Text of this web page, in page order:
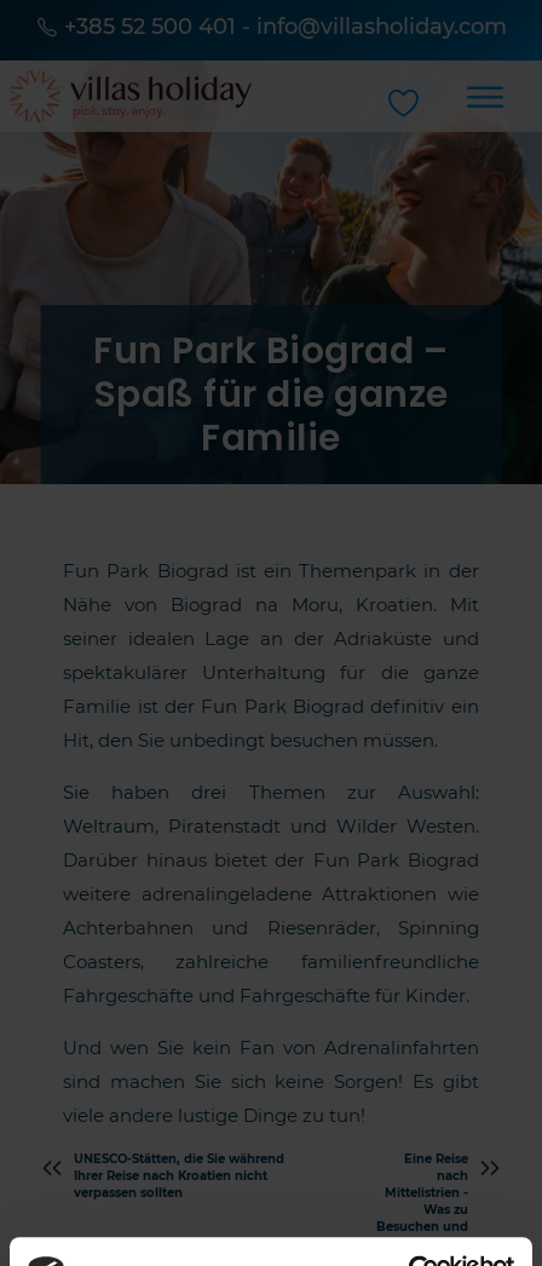
+385 52 500 401 - info@villasholiday.com
Fun Park Biograd –
Spaß für die ganze
Familie
Fun Park Biograd ist ein Themenpark in der
Nähe von Biograd na Moru, Kroatien. Mit
seiner idealen Lage an der Adriaküste und
spektakulärer Unterhaltung für die ganze
Familie ist der Fun Park Biograd definitiv ein
Hit, den Sie unbedingt besuchen müssen.
Sie haben drei Themen zur Auswahl:
Weltraum, Piratenstadt und Wilder Westen.
Darüber hinaus bietet der Fun Park Biograd
weitere adrenalingeladene Attraktionen wie
Achterbahnen und Riesenräder, Spinning
Coasters, zahlreiche familienfreundliche
Fahrgeschäfte und Fahrgeschäfte für Kinder.
Und wen Sie kein Fan von Adrenalinfahrten
sind machen Sie sich keine Sorgen! Es gibt
viele andere lustige Dinge zu tun!
UNESCO-Stätten, die Sie während
Ihrer Reise nach Kroatien nicht
verpassen sollten
Eine Reise
nach
Mittelistrien -
Was zu
Besuchen und
zu Sehen ist